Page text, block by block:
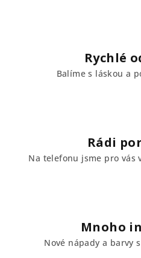
Rychlé
Balíme s láskou a
Rádi
Na telefonu jsme pro vás
Mnoho
Nové nápady a barvy